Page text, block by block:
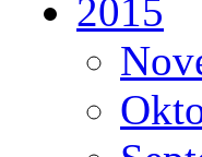
2015